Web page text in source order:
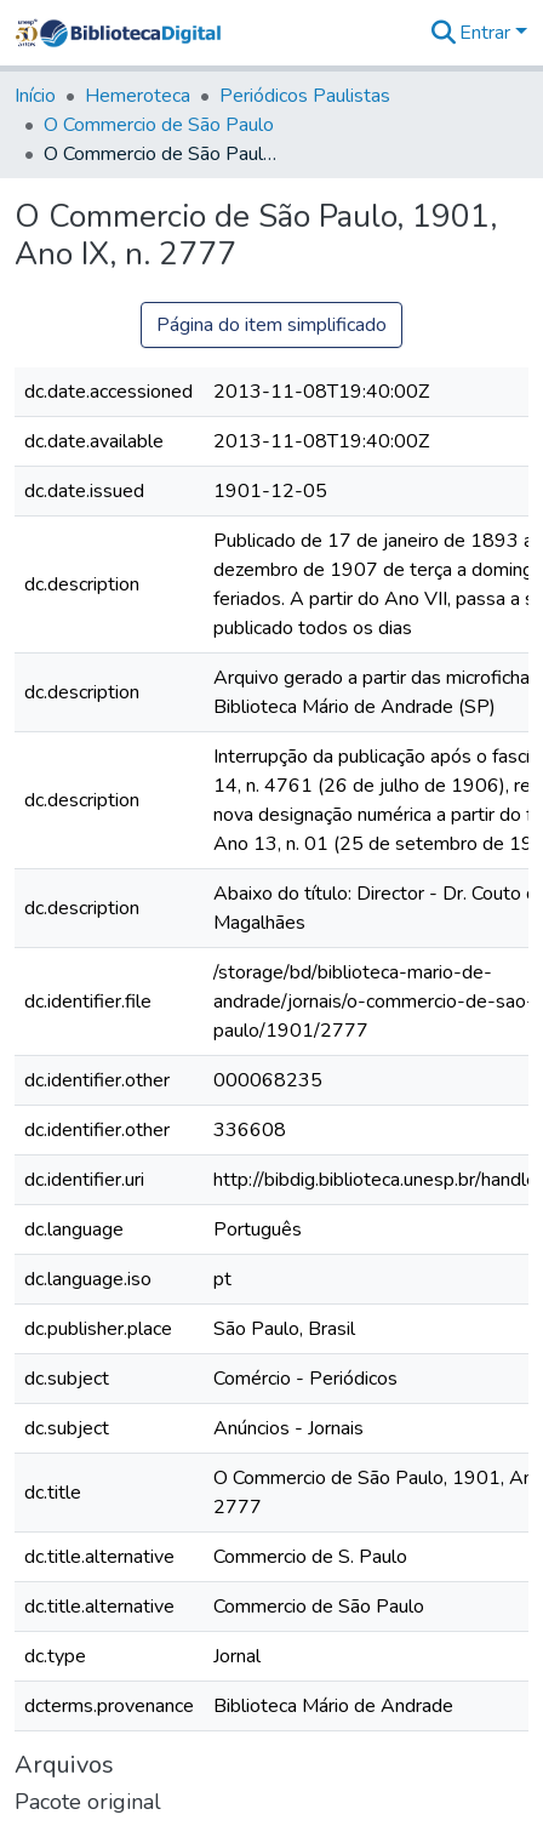
&
Coleções
Tudo na
Biblioteca
Estatísticas
Entrar
Início Hemeroteca
Periódicos Paulistas
O Commercio de São Paulo
O Commercio de São Paulo, 1901, Ano IX, n. 2777
O Commercio de São Paulo, 1901,
Ano IX, n. 2777
Página do item simplificado
dc.date.accessioned
2013-11-08T19:40:00Z
dc.date.available
2013-11-08T19:40:00Z
dc.date.issued
1901-12-05
dc.description
Publicado de 17 de janeiro de 1893 a
dezembro de 1907 de terça a
feriados. A partir do Ano VII, passa a
publicado todos os dias
dc.description
Arquivo gerado a partir das
Biblioteca Mário de Andrade (SP)
dc.description
Interrupção da publicação após o
14, n. 4761 (26 de julho de 1906),
nova designação numérica a partir do
Ano 13, n. 01 (25 de setembro de
dc.description
Abaixo do título: Director - Dr. Couto
Magalhães
dc.identifier.file
/storage/bd/biblioteca-mario-de-
andrade/jornais/o-commercio-de-sao-
paulo/1901/2777
dc.identifier.other
000068235
dc.identifier.other
336608
dc.identifier.uri
http://bibdig.biblioteca.unesp.br/
dc.language
Português
dc.language.iso
pt
dc.publisher.place
São Paulo, Brasil
dc.subject
Comércio - Periódicos
dc.subject
Anúncios - Jornais
dc.title
O Commercio de São Paulo, 1901,
2777
dc.title.alternative
Commercio de S. Paulo
dc.title.alternative
Commercio de São Paulo
dc.type
Jornal
dcterms.provenance
Biblioteca Mário de Andrade
Arquivos
Pacote original